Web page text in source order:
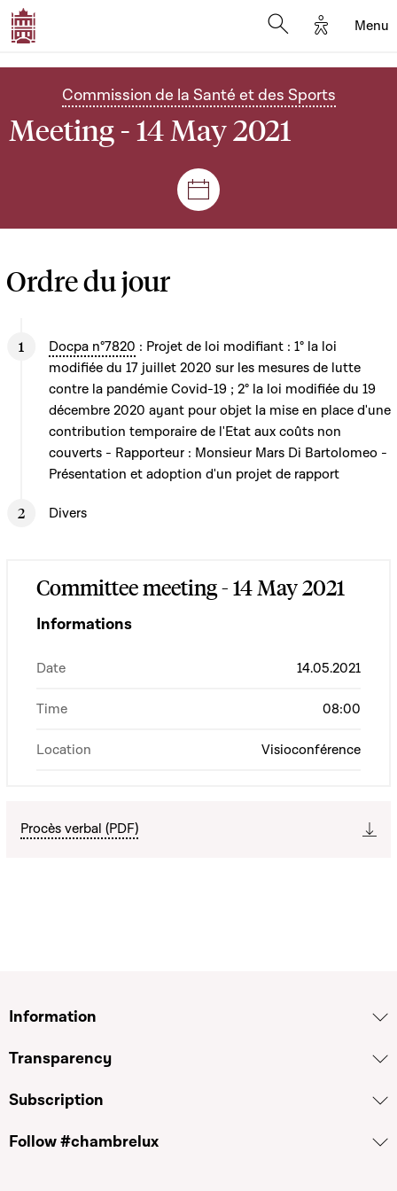
Options
Menu
Commission de la Santé et des Sports
Meeting - 14 May 2021
Sessions and meetings
Ordre du jour
Docpa n°7820 : Projet de loi modifiant : 1° la loi
modifiée du 17 juillet 2020 sur les mesures de lutte
contre la pandémie Covid-19 ; 2° la loi modifiée du 19
décembre 2020 ayant pour objet la mise en place d'une
contribution temporaire de l'Etat aux coûts non
couverts - Rapporteur : Monsieur Mars Di Bartolomeo -
Présentation et adoption d'un projet de rapport
Divers
Committee meeting - 14 May 2021
Informations
Date 14.05.2021
Time 08:00
Location Visioconférence
Procès verbal (PDF)
Information
Transparency
Subscription
Follow #chambrelux